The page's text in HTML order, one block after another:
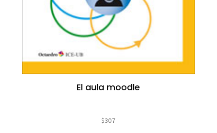
El aula moodle
$307